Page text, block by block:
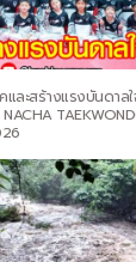
ละสร้างแรงบันดาลใ